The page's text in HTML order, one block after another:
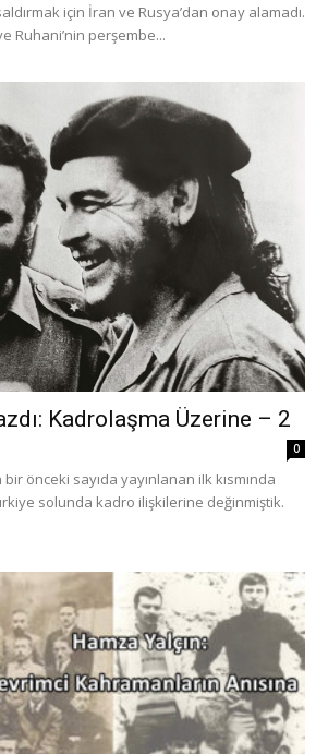
için İran ve Rusya’dan onay alamadı.
Ruhani’nin perşembe...
Kadrolaşma Üzerine – 2
0
bir önceki sayıda yayınlanan ilk kısmında
solunda kadro ilişkilerine değinmiştik.